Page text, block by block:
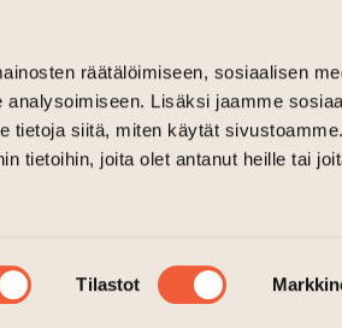
räätälöimiseen, sosiaalisen
Lisäksi jaamme
tietoja siitä, miten käytät sivustoamme.
tietoihin, joita olet antanut heille tai
Tilastot
klo
15,